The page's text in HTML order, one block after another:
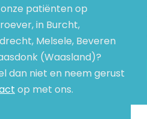
patiënten op
in Burcht,
Melsele, Beveren
(Waasland)?
dan niet en neem gerust
op met ons.